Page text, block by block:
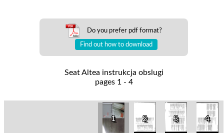
Do you prefer pdf format?
Find out how to download
Seat Altea instrukcja obslugi
pages 1 - 4
1 2 3 4